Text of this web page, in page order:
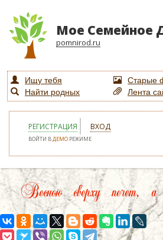
Мое Семейное
pomnirod.ru
Ищу тебя
Старые
Найти родных
Лента
РЕГИСТРАЦИЯ ВХОД
ВОЙТИ ВДЕМО РЕЖИМЕ
Весною сверху печет, а